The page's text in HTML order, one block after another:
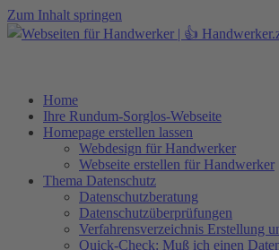
Zum Inhalt springen
Home
Ihre Rundum-Sorglos-Webseite
Homepage erstellen lassen
Webdesign für Handwerker
Webseite erstellen für Handwerker
Thema Datenschutz
Datenschutzberatung
Datenschutzüberprüfungen
Verfahrensverzeichnis Erstellung
Quick-Check: Muß ich einen